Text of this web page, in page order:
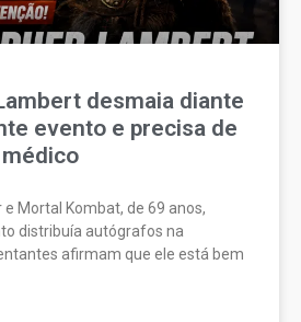
desmaia diante
evento e precisa de
Mortal Kombat, de 69 anos,
distribuía autógrafos na
afirmam que ele está bem